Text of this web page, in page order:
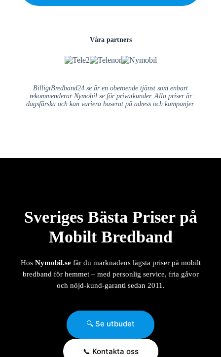
Våra partners
BilligtBredband24.se är en oberoende tjänst som enbart
rekommenderar Nymobil.se för privatkunder. Alla priser är
dagsfärska och kan variera baserat på adress och kampanjer.
Sveriges Bästa Priser på
Mobilt Bredband
Hos Nymobil.sefår du marknadens lägsta priser på mobilt
bredband för hemmet – med personlig service, fria gåvor
och nöjd-kund-garanti sedan 2011.
🔍 Se utbudet
📞 Kontakta oss